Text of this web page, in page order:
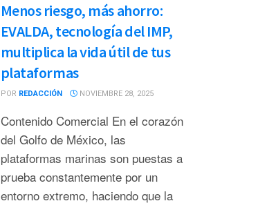
Menos riesgo, más ahorro:
EVALDA, tecnología del IMP,
multiplica la vida útil de tus
plataformas
POR REDACCIÓN NOVIEMBRE 28, 2025
Contenido Comercial En el corazón
del Golfo de México, las
plataformas marinas son puestas a
prueba constantemente por un
entorno extremo, haciendo que la